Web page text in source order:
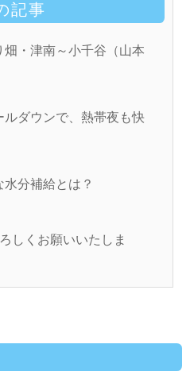
記事
畑・津南～小千谷（山本
ルダウンで、熱帯夜も快
水分補給とは？
しくお願いいたしま